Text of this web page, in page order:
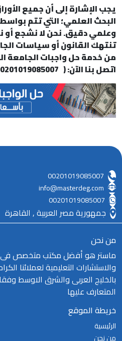
يجب الإشارة إلى أن جميع
البحث العلمي؛ التي تتم
وعلمي دقيق. نحن لا نشجع
تنتهك القانون أو سياسات
من خدمة حل واجبات الجامعة
اتصل بنا الآن: ( 00201019085007 ).
00201019085007
info@masterdeg.com
00201019085007
جمهورية مصر العربية , القاهرة
من نحن
ماستر هو أفضل مكتب متخصص فى
والاستشارات التعليمية لعملائنا
بالخليج العربى والشرق الاوسط
المتعارف عليها
خريطة الموقع
الرئيسية
من نحن